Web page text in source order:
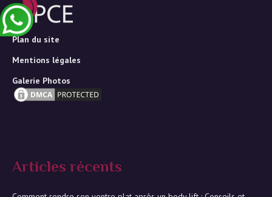
Plan du site
Mentions légales
Galerie Photos
Articles récents